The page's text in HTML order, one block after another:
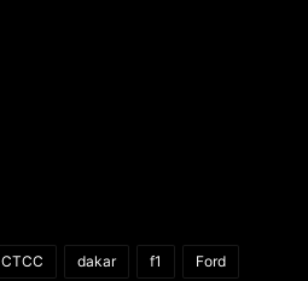
CTCC dakar f1 Ford